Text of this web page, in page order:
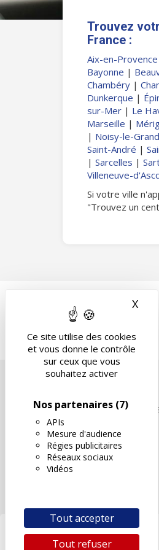
Ce site utilise des cookies
et vous donne le contrôle
sur ceux que vous
souhaitez activer
Nos partenaires (7)
APIs
Mesure d'audience
Régies publicitaires
Réseaux sociaux
Vidéos
Tout accepter
Tout refuser
X
Trouvez
France :
Aix-en-Provence
Bayonne |
Chambéry |
Dunkerque |
sur-Mer | Le
Marseille |
| Noisy-le-Grand
Saint-André |
| Sarcelles |
Villeneuve-
Si votre ville
"Trouvez un
Rappel contrôle technique
Partenariats/Remises
Liens utiles
Contact
Plan du site